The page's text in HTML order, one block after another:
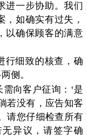
进一步协助。我们
如确实有过失，
以确保顾客的满意
行细致的核查，确
侧。
向客户征询：‘是
若没有，应告知客
请您仔细检查所有
异议，请签字确